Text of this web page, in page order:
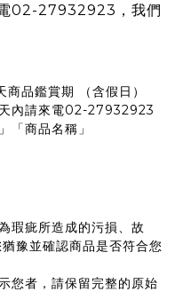
02-27932923，我們
品鑑賞期 （含假日）
內請來電02-27932923
「商品名稱」
瑕疵所造成的污損、故
豫並確認商品是否符合您
您者，請保留完整的原始